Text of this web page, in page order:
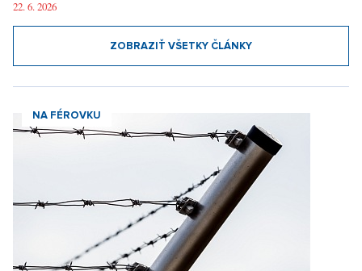
22. 6. 2026
ZOBRAZIŤ VŠETKY ČLÁNKY
NA FÉROVKU